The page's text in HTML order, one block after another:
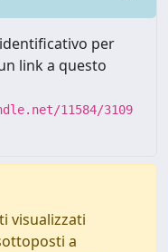
per
link a questo
11584/3109
visualizzati
a